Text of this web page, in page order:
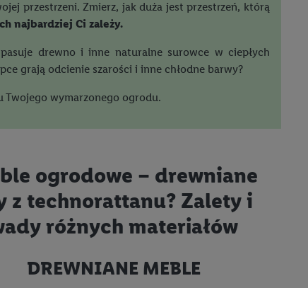
przestrzeni. Zmierz, jak duża jest przestrzeń, którą
najbardziej Ci zależy.
drewno i inne naturalne surowce w ciepłych
grają odcienie szarości i inne chłodne barwy?
wymarzonego ogrodu.
ogrodowe – drewniane
z technorattanu? Zalety i
różnych materiałów
DREWNIANE MEBLE